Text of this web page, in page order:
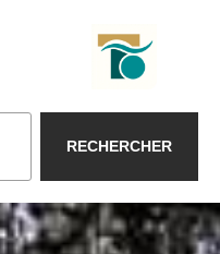
RECHERCHER